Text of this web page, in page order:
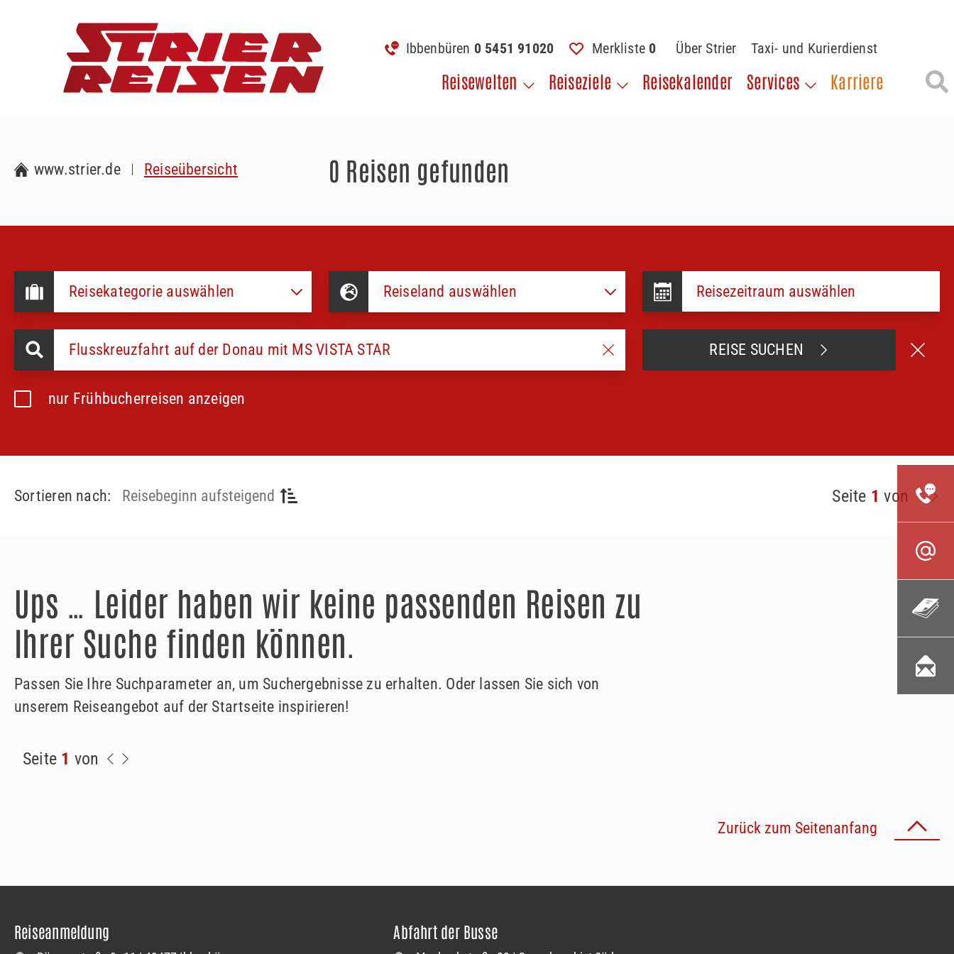
Reisewelten Reiseziele Reisekalender Services Karriere
Über Strier Taxi- und Kurierdienst
Ibbenbüren 0 5451 91020 Merkliste 0
www.strier.de Reiseübersicht 0 Reisen gefunden
Reisekategorie auswählen Reiseland auswählen
nur Frühbucherreisen anzeigen
REISE SUCHEN
Sortieren nach: Reisebeginn aufsteigend Seite 1 von
Ups … Leider haben wir keine passenden Reisen zu
Ihrer Suche finden können.
Passen Sie Ihre Suchparameter an, um Suchergebnisse zu erhalten. Oder lassen Sie sich von
unserem Reiseangebot auf der Startseite inspirieren!
Seite 1 von
Zurück zum Seitenanfang
Reiseanmeldung Abfahrt der Busse